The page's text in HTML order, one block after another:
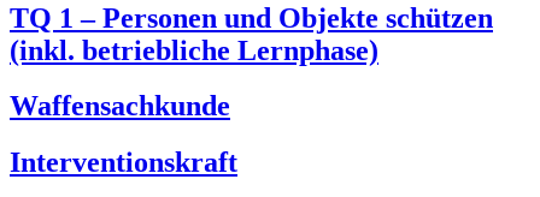
TQ 1 – Personen und Objekte schützen
(inkl. betriebliche Lernphase)
Waffensachkunde
Interventionskraft